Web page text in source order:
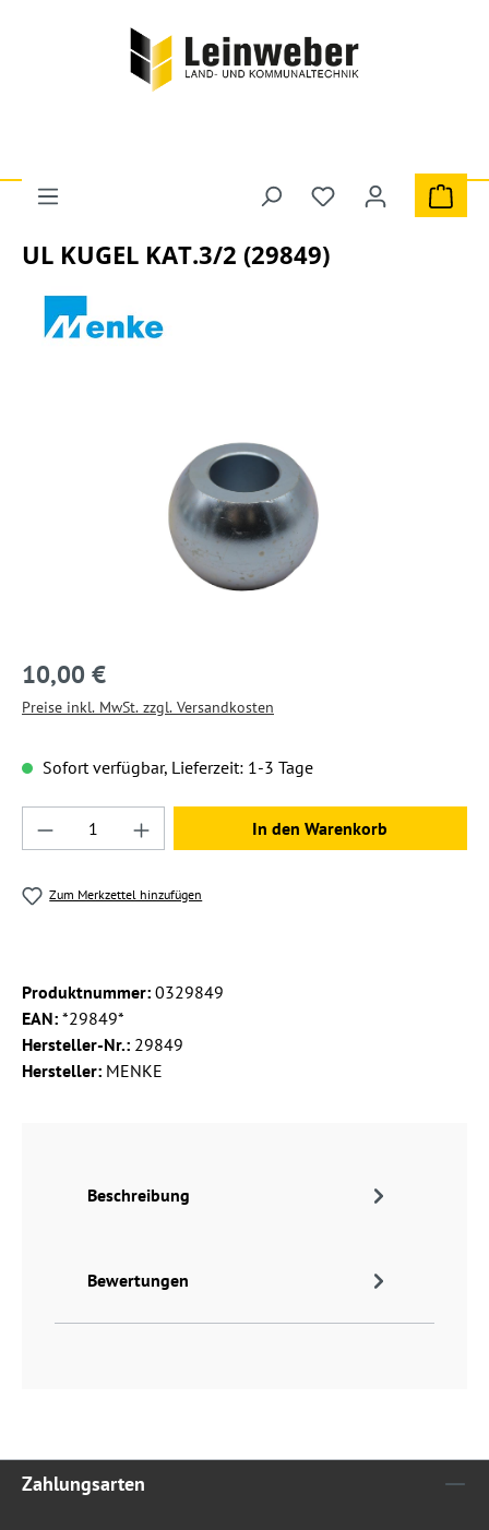
Zum Hauptinhalt springen
Du hast 0 Produkte
Traktoren
UL KUGEL KAT.3/2 (29849)
10,00 €
Preise inkl. MwSt. zzgl. Versandkosten
Sofort verfügbar, Lieferzeit: 1-3 Tage
Produkt Anzahl: Gib den gewünschten
In den Warenkorb
Zum Merkzettel hinzufügen
Produktnummer: 0329849
EAN: *29849*
Hersteller-Nr.: 29849
Hersteller: MENKE
Beschreibung
Bewertungen
Zahlungsarten